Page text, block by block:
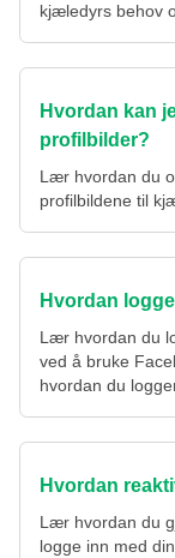
kjæledyrs behov
Hvordan kan
profilbilder?
Lær hvordan du
profilbildene til
Hvordan
Lær hvordan du
ved å bruke
hvordan du
Hvordan
Lær hvordan du
logge inn med